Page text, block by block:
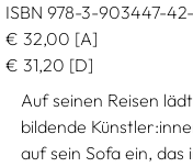
ISBN 978-3-903447-
€ 32,00 [A]
€ 31,20 [D]
Auf seinen Reisen
bildende
auf sein Sofa ein,